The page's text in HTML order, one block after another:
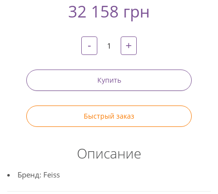
+
Pinterest
32 158 грн
- +
Купить
Быстрый заказ
Описание
Бренд: Feiss